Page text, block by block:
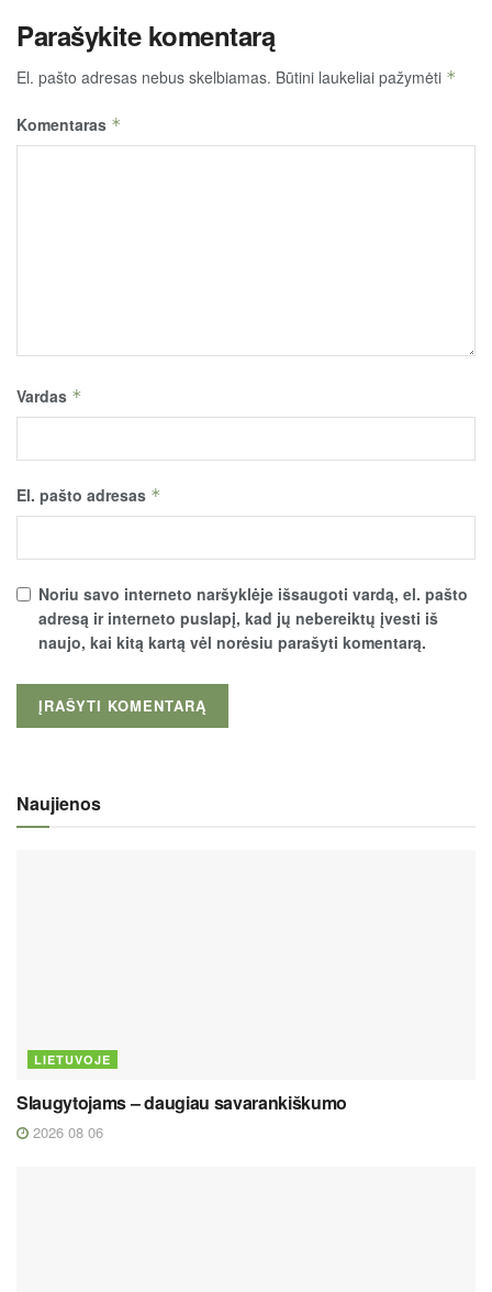
Parašykite komentarą
El. pašto adresas nebus skelbiamas. Būtini laukeliai pažymėti *
Komentaras *
Vardas *
El. pašto adresas *
Noriu savo interneto naršyklėje išsaugoti vardą, el. pašto
adresą ir interneto puslapį, kad jų nebereiktų įvesti iš
naujo, kai kitą kartą vėl norėsiu parašyti komentarą.
Naujienos
LIETUVOJE
Slaugytojams – daugiau savarankiškumo
2026 08 06